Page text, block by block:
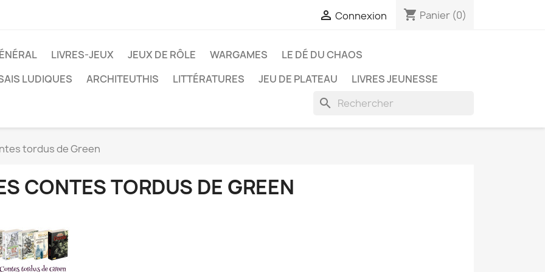
 Connexion shopping_cart Panier (0)
LIVRES-JEUX JEUX DE RÔLE WARGAMES
LE DÉ DU CHAOS
LUDIQUES
ARCHITEUTHIS LITTÉRATURES JEU DE PLATEAU LIVRES JEUNESSE
search
tordus de Green
CONTES TORDUS DE GREEN